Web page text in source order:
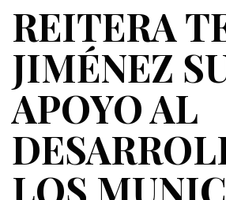
REITERA
JIMÉNEZ
APOYO AL
LOS